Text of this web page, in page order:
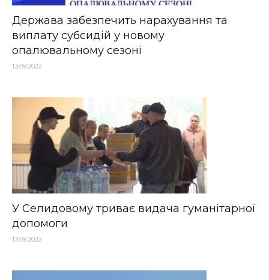
Держава забезпечить нарахування та
виплату субсидій у новому
опалювальному сезоні
13.09.2022
У Селидовому триває видача гуманітарної
допомоги
13.09.2022